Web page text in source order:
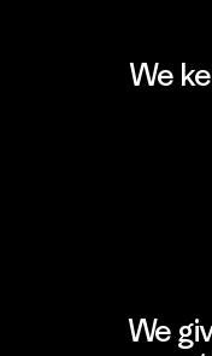
We
We